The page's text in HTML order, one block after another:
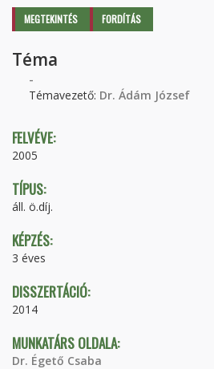
Elsődleges fülek
MEGTEKINTÉS (AKTÍVFORDÍTÁS
Téma
-
Témavezető: Dr. Ádám József
FELVÉVE:
2005
TÍPUS:
áll. ö.díj.
KÉPZÉS:
3 éves
DISSZERTÁCIÓ:
2014
MUNKATÁRS OLDALA:
Dr. Égető Csaba